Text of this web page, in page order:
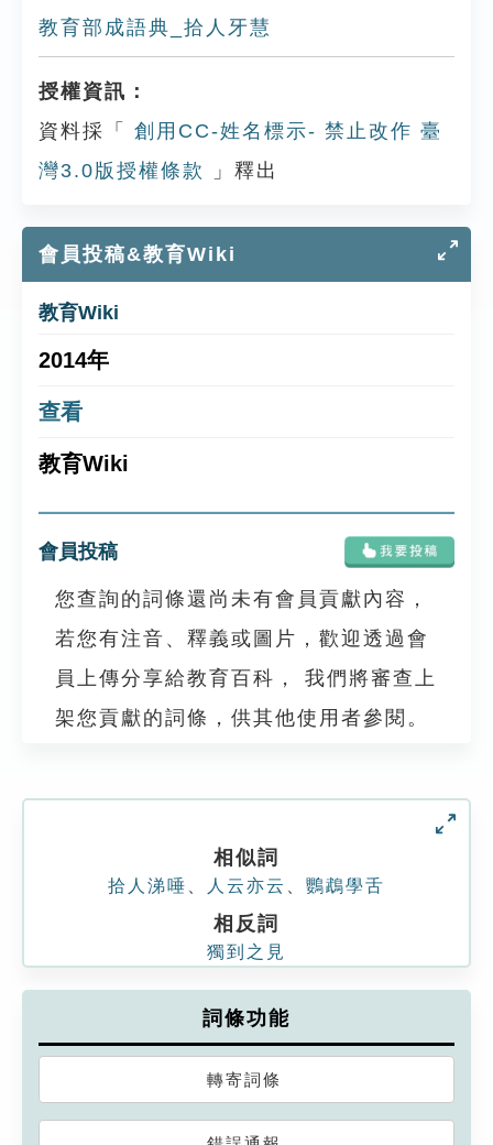
教育部成語典_拾人牙慧
授權資訊：
資料採「
創用CC-姓名標示- 禁止改作 臺
灣3.0版授權條款
」釋出
會員投稿&教育Wiki
教育Wiki
2014年
查看
教育Wiki
會員投稿
您查詢的詞條還尚未有會員貢獻內容，
若您有注音、釋義或圖片，歡迎透過會
員上傳分享給教育百科， 我們將審查上
架您貢獻的詞條，供其他使用者參閱。
相似詞
拾人涕唾 人云亦云 鸚鵡學舌
相反詞
獨到之見
詞條功能
轉寄詞條